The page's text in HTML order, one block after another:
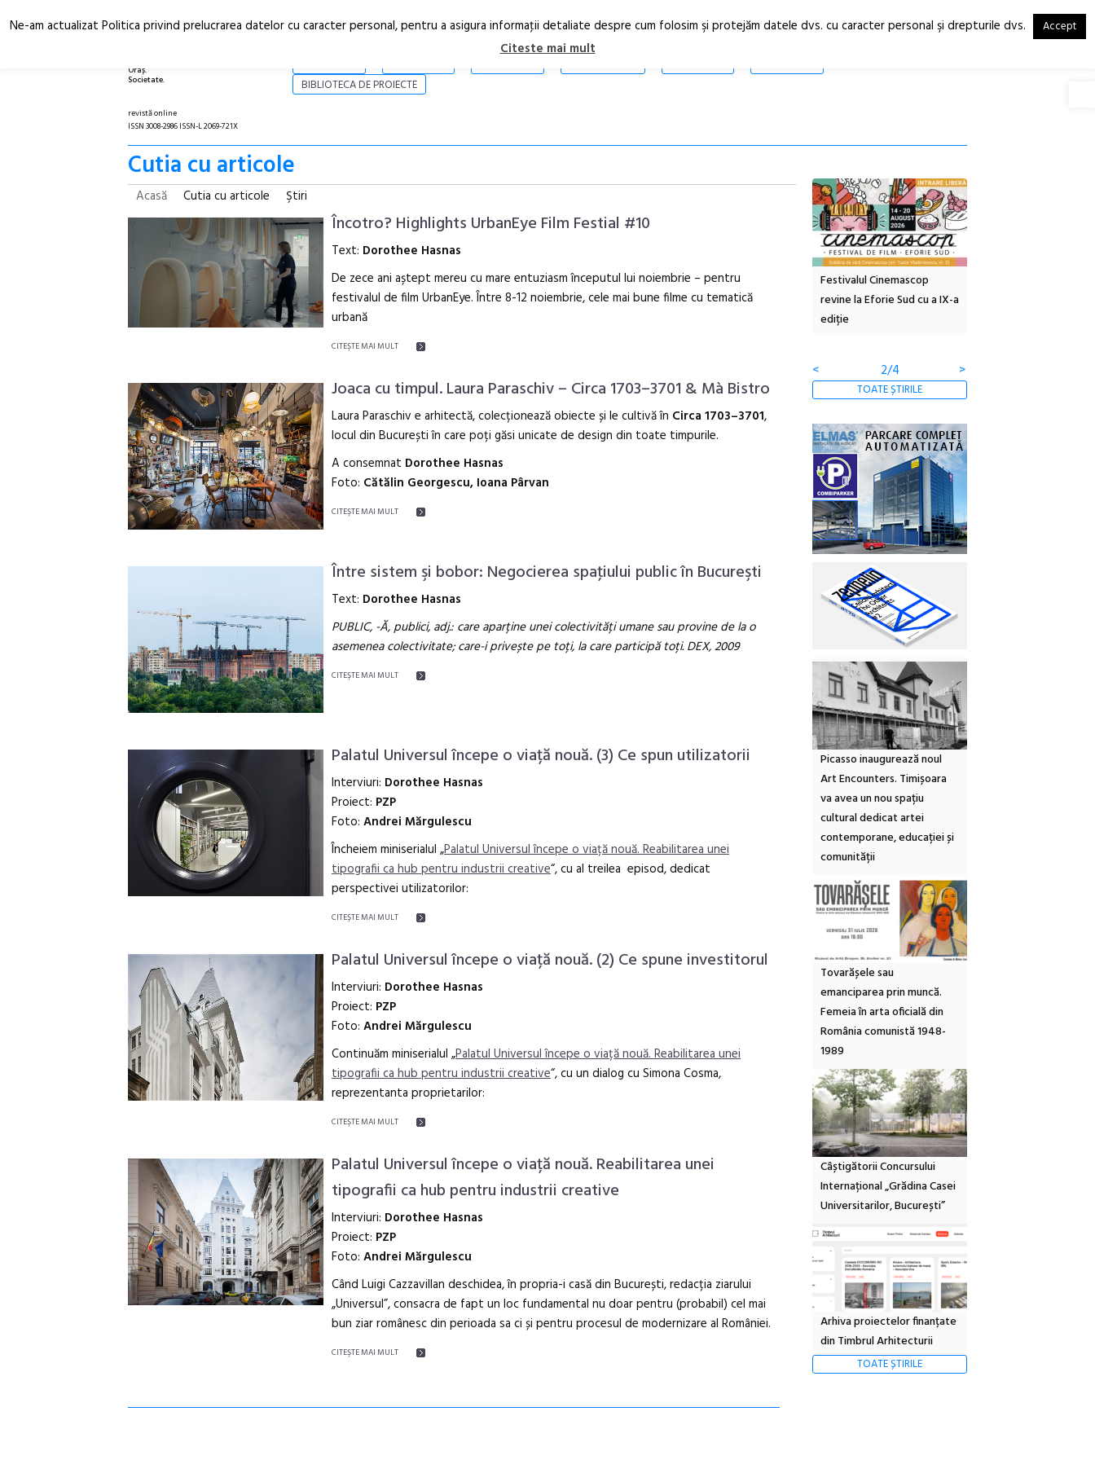
Oraș.
Societate.
RO
EN
BIBLIOTECA DE PROIECTE
revistă online
ISSN 3008-2986 ISSN-L 2069-721X
Cutia cu articole
Acasă Cutia cu articole Ştiri
Încotro? Highlights UrbanEye Film Festial #10
Text: Dorothee Hasnas
De zece ani aștept mereu cu mare entuziasm începutul lui noiembrie – pentru
festivalul de film UrbanEye. Între 8-12 noiembrie, cele mai bune filme cu tematică
urbană
CITEŞTE MAI MULT
Joaca cu timpul. Laura Paraschiv – Circa 1703–3701 & Mà Bistro
Laura Paraschiv e arhitectă, colecționează obiecte și le cultivă în Circa 1703–3701,
locul din București în care poți găsi unicate de design din toate timpurile.
A consemnat Dorothee Hasnas
Foto: Cătălin Georgescu, Ioana Pârvan
CITEŞTE MAI MULT
Între sistem şi bobor: Negocierea spaţiului public în Bucureşti
Text: Dorothee Hasnas
PUBLIC, -Ă, publici, adj.: care aparține unei colectivități umane sau provine de la o
asemenea colectivitate; care-i privește pe toți, la care participă toți. DEX, 2009
CITEŞTE MAI MULT
Palatul Universul începe o viață nouă. (3) Ce spun utilizatorii
Interviuri: Dorothee Hasnas
Proiect: PZP
Foto: Andrei Mărgulescu
Încheiem miniserialul „Palatul Universul începe o viață nouă. Reabilitarea unei
tipografii ca hub pentru industrii creative“, cu al treilea episod, dedicat
perspectivei utilizatorilor:
CITEŞTE MAI MULT
Palatul Universul începe o viață nouă. (2) Ce spune investitorul
Interviuri: Dorothee Hasnas
Proiect: PZP
Foto: Andrei Mărgulescu
Continuăm miniserialul „Palatul Universul începe o viață nouă. Reabilitarea unei
tipografii ca hub pentru industrii creative“, cu un dialog cu Simona Cosma,
reprezentanta proprietarilor:
CITEŞTE MAI MULT
Palatul Universul începe o viață nouă. Reabilitarea unei
tipografii ca hub pentru industrii creative
Interviuri: Dorothee Hasnas
Proiect: PZP
Foto: Andrei Mărgulescu
Când Luigi Cazzavillan deschidea, în propria-i casă din București, redacția ziarului
„Universul”, consacra de fapt un loc fundamental nu doar pentru (probabil) cel mai
bun ziar românesc din perioada sa ci și pentru procesul de modernizare al României.
CITEŞTE MAI MULT
Anuala de artă urbană
Artown NOW #5:
Festivalul Cinemascop
revine la Eforie Sud cu a IX-a
ediție
<
2/4 >
TOATE ȘTIRILE
Picasso inaugurează noul
Art Encounters. Timișoara
va avea un nou spațiu
cultural dedicat artei
contemporane, educației și
comunității
Tovarășele sau
emanciparea prin muncă.
Femeia în arta oficială din
România comunistă 1948-
1989
Câștigătorii Concursului
Internațional „Grădina Casei
Universitarilor, București”
Arhiva proiectelor finanțate
din Timbrul Arhitecturii
TOATE ȘTIRILE
Ne-am actualizat Politica privind prelucrarea datelor cu caracter personal, pentru a asigura informaţii detaliate despre cum folosim şi protejăm datele dvs. cu caracter personal şi drepturile dvs. Accept
Citeste mai mult